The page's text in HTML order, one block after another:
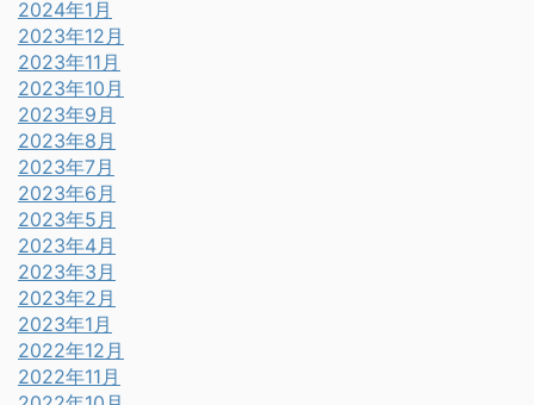
2024年1月
2023年12月
2023年11月
2023年10月
2023年9月
2023年8月
2023年7月
2023年6月
2023年5月
2023年4月
2023年3月
2023年2月
2023年1月
2022年12月
2022年11月